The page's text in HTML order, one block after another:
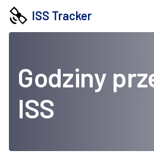
ISS Tracker
Godziny
ISS